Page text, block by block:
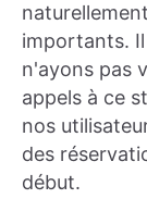
importants.
n'ayons pas
appels à ce
nos
des
début.